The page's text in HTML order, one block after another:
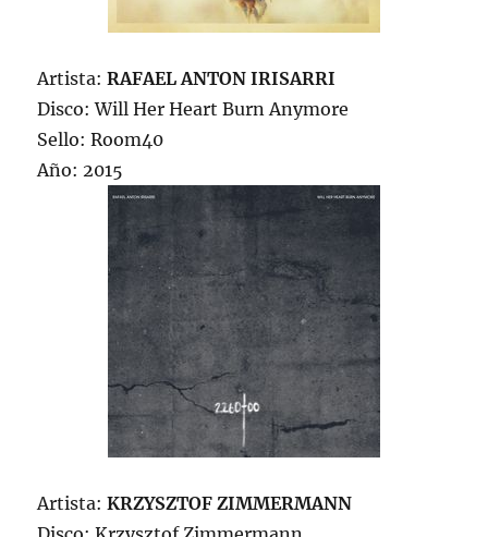
Artista:RAFAEL ANTON IRISARRI
Disco: Will Her Heart Burn Anymore
Sello: Room40
Año: 2015
Artista:KRZYSZTOF ZIMMERMANN